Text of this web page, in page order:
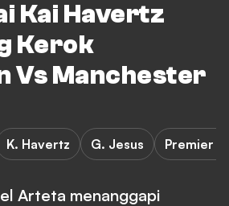
Kai Havertz
Kerok
Vs Manchester
K. Havertz G. Jesus Premier
Arteta menanggapi